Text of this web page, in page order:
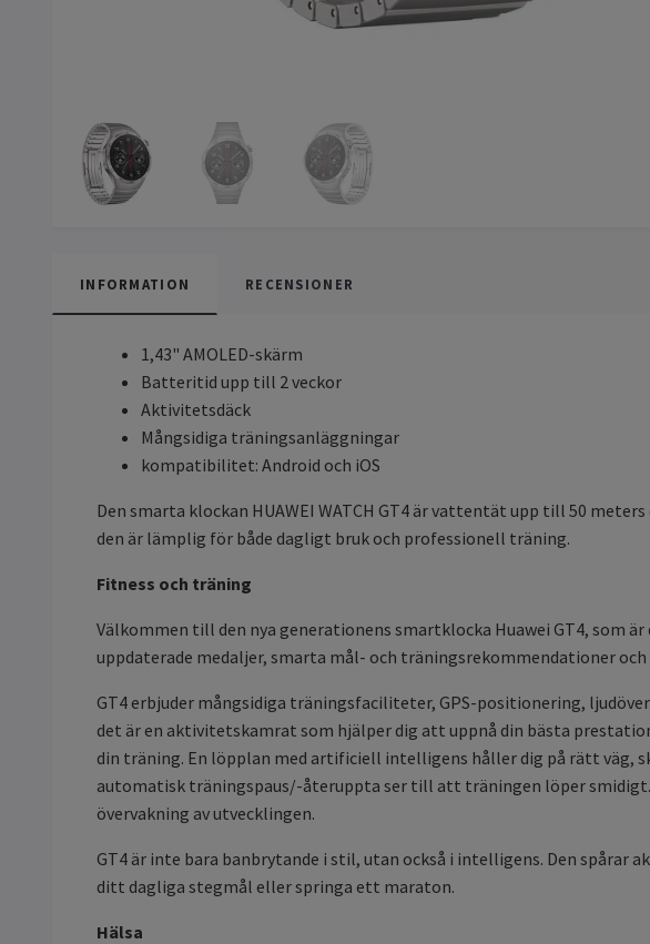
INFORMATION RECENSIONER
1,43" AMOLED-skärm
Batteritid upp till 2 veckor
Aktivitetsdäck
Mångsidiga träningsanläggningar
kompatibilitet: Android och iOS
Den smarta klockan HUAWEI WATCH GT4 är vattentät upp till 50
den är lämplig för både dagligt bruk och professionell träning.
Fitness och träning
Välkommen till den nya generationens smartklocka Huawei GT4, som
uppdaterade medaljer, smarta mål- och träningsrekommendationer
GT4 erbjuder mångsidiga träningsfaciliteter, GPS-positionering,
det är en aktivitetskamrat som hjälper dig att uppnå din bästa
din träning. En löpplan med artificiell intelligens håller dig på rätt väg,
automatisk träningspaus/-återuppta ser till att träningen löper
övervakning av utvecklingen.
GT4 är inte bara banbrytande i stil, utan också i intelligens. Den
ditt dagliga stegmål eller springa ett maraton.
Hälsa